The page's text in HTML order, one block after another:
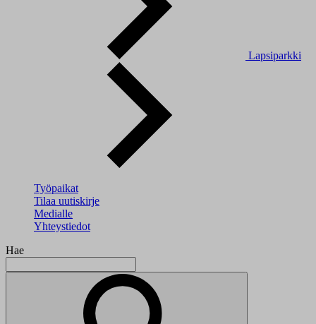
Lapsiparkki
Työpaikat
Tilaa uutiskirje
Medialle
Yhteystiedot
Hae